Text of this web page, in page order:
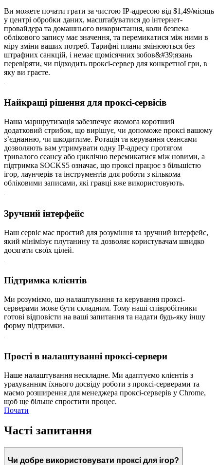
Ви можете почати грати за чистою IP-адресою від $1,49/місяць
у центрі обробки даних, масштабуватися до інтернет-
провайдера та домашнього використання, коли безпека
облікового запису має значення, та перемикатися між ними в
міру зміни ваших потреб. Тарифні плани змінюються без
штрафних санкцій, і немає щомісячних зобов&#39;язань
перевіряти, чи підходить проксі-сервер для конкретної гри, в
яку ви граєте.
Найкращі рішення для проксі-сервісів
Наша маршрутизація забезпечує якомога коротший
додатковий стрибок, що вирішує, чи допоможе проксі вашому
з’єднанню, чи шкодитиме. Ротація та керування сеансами
дозволяють вам утримувати одну IP-адресу протягом
тривалого сеансу або циклічно перемикатися між новими, а
підтримка SOCKS5 означає, що проксі працює з більшістю
ігор, лаунчерів та інструментів для роботи з кількома
обліковими записами, які гравці вже використовують.
Зручний інтерфейс
Наш сервіс має простий для розуміння та зручний інтерфейс,
який мінімізує плутанину та дозволяє користувачам швидко
досягати своїх цілей.
Підтримка клієнтів
Ми розуміємо, що налаштування та керування проксі-
серверами може бути складним. Тому наші співробітники
готові відповісти на ваші запитання та надати будь-яку іншу
форму підтримки.
Прості в налаштуванні проксі-сервери
Наше налаштування нескладне. Ми адаптуємо клієнтів з
урахуванням їхнього досвіду роботи з проксі-серверами та
маємо розширення для менеджера проксі-серверів у Chrome,
щоб ще більше спростити процес.
Почати
Часті запитання
Чи добре використовувати проксі для ігор?